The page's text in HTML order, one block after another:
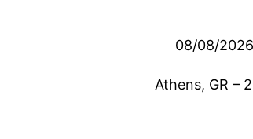
08/08/2026
Athens, GR –